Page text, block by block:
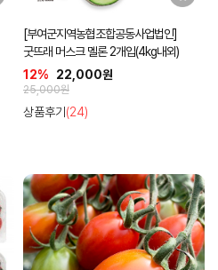
[부여군지역농협조합공동사업법인]
굿뜨래 머스크 멜론 2개입(4kg내외)
12%
22,000원
25,000원
상품후기 (24)